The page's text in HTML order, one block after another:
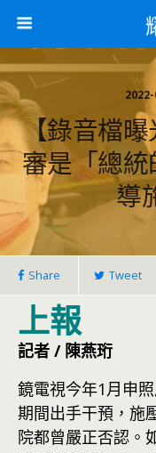
【錄音檔
審是「總
導
Share Tweet
上報
記者 / 陳燕珩
鏡電視今年1月申
期間出手干預，施
院都曾嚴正否認。